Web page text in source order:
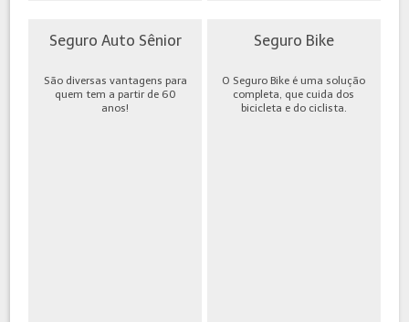
Seguro Auto Sênior
São diversas vantagens para
quem tem a partir de 60
anos!
Seguro Bike
O Seguro Bike é uma solução
completa, que cuida dos
bicicleta e do ciclista.